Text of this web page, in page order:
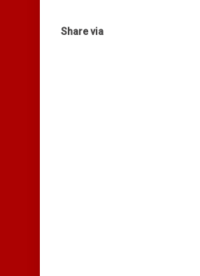
Share via